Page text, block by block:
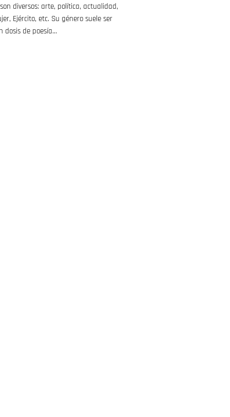
diversos: arte, política, actualidad,
Ejército, etc. Su género suele ser
dosis de poesía…